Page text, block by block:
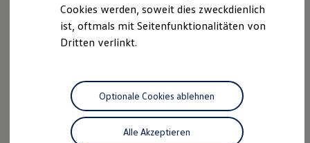
California Welt
California Club
California Magazin & Ratgeber
California Reisen & Erlebnisse
California App
California Lifestyle & Zubehör
Übernachten im California
Cookies werden, soweit dies zweckdienlich
ist, oftmals mit Seitenfunktionalitäten von
Dritten verlinkt.
Alle Akzeptieren
Optionale Cookies ablehnen